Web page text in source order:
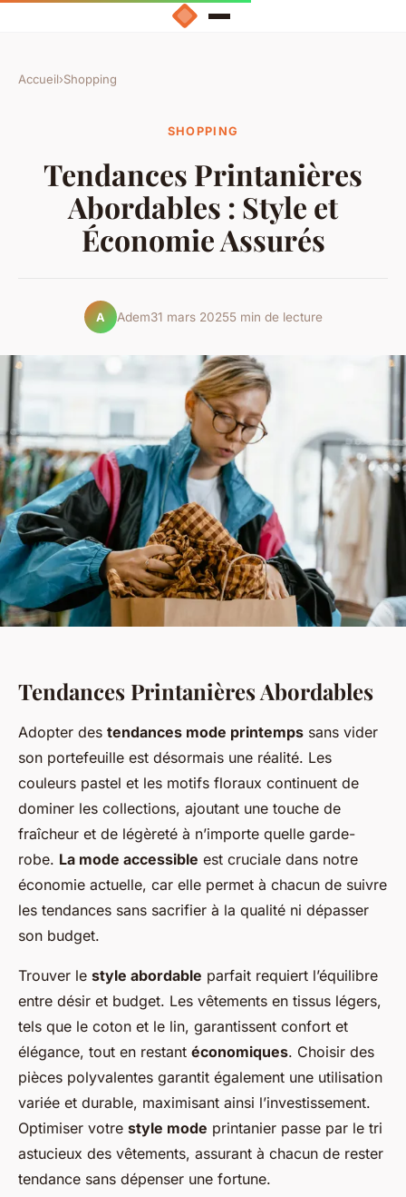
Accueil›Shopping
SHOPPING
Tendances Printanières
Abordables : Style et
Économie Assurés
A Adem31 mars 20255 min de lecture
Tendances Printanières Abordables
Adopter des tendances mode printemps sans vider
son portefeuille est désormais une réalité. Les
couleurs pastel et les motifs floraux continuent de
dominer les collections, ajoutant une touche de
fraîcheur et de légèreté à n’importe quelle garde-
robe. La mode accessible est cruciale dans notre
économie actuelle, car elle permet à chacun de suivre
les tendances sans sacrifier à la qualité ni dépasser
son budget.
Trouver le style abordable parfait requiert l’équilibre
entre désir et budget. Les vêtements en tissus légers,
tels que le coton et le lin, garantissent confort et
élégance, tout en restant économiques. Choisir des
pièces polyvalentes garantit également une utilisation
variée et durable, maximisant ainsi l’investissement.
Optimiser votre style mode printanier passe par le tri
astucieux des vêtements, assurant à chacun de rester
tendance sans dépenser une fortune.